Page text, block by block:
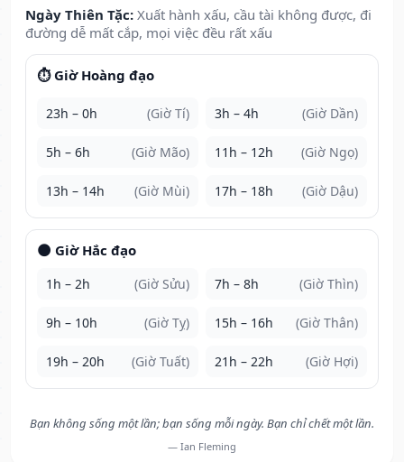
Ngày Thiên Tặc: Xuất hành xấu, cầu tài không được, đi
đường dễ mất cắp, mọi việc đều rất xấu
⏱️ Giờ Hoàng đạo
23h – 0h (Giờ Tí) 3h – 4h (Giờ Dần)
5h – 6h (Giờ Mão) 11h – 12h (Giờ Ngọ)
13h – 14h (Giờ Mùi) 17h – 18h (Giờ Dậu)
🌑 Giờ Hắc đạo
1h – 2h (Giờ Sửu) 7h – 8h (Giờ Thìn)
9h – 10h (Giờ Tỵ) 15h – 16h (Giờ Thân)
19h – 20h (Giờ Tuất) 21h – 22h (Giờ Hợi)
Bạn không sống một lần; bạn sống mỗi ngày. Bạn chỉ chết một lần.
— Ian Fleming